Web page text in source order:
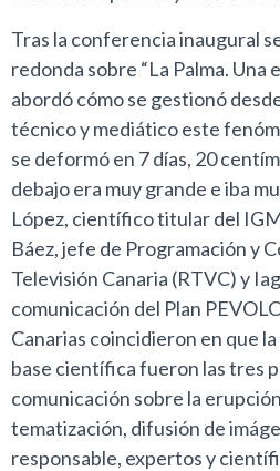
Tras la conferencia inaugural
redonda sobre “La Palma.
abordó cómo se gestionó
técnico y mediático este
se deformó en 7 días, 20
debajo era muy grande e iba
López, científico titular del
Báez, jefe de Programación y
Televisión Canaria (RTVC) y
comunicación del Plan
Canarias coincidieron en que
base científica fueron las tres
comunicación sobre la
tematización, difusión de
responsable, expertos y